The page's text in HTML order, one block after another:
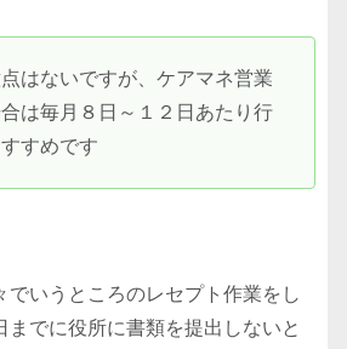
はないですが、ケアマネ営業
は毎月８日～１２日あたり行
すめです
でいうところのレセプト作業をし
までに役所に書類を提出しないと